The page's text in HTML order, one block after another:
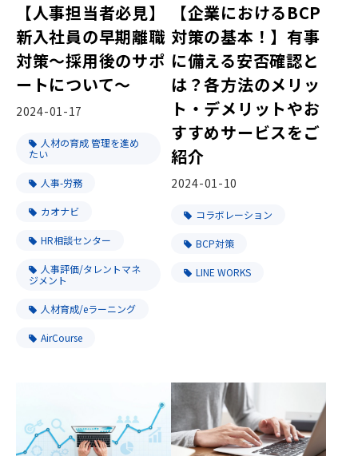
【人事担当者必見】
新入社員の早期離職
対策～採用後のサポ
ートについて～
2024-01-17
人材の育成 管理を進め
たい
人事-労務
カオナビ
HR相談センター
人事評価/タレントマネ
ジメント
人材育成/eラーニング
AirCourse
【企業におけるBCP
対策の基本！】有事
に備える安否確認と
は？各方法のメリッ
ト・デメリットやお
すすめサービスをご
紹介
2024-01-10
コラボレーション
BCP対策
LINE WORKS